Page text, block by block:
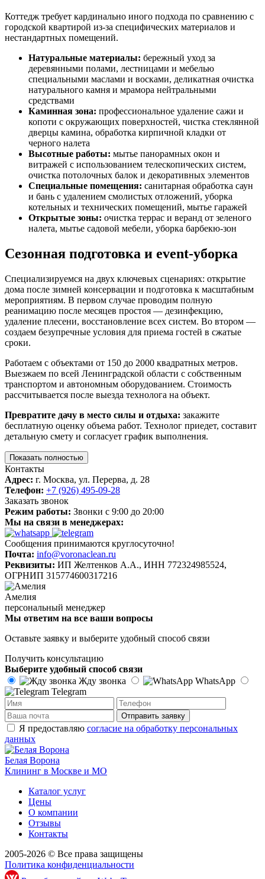
Коттедж требует кардинально иного подхода по сравнению с
городской квартирой из-за специфических материалов и
нестандартных помещений.
Натуральные материалы: бережный уход за
деревянными полами, лестницами и мебелью
специальными маслами и восками, деликатная очистка
натурального камня и мрамора нейтральными
средствами
Каминная зона: профессиональное удаление сажи и
копоти с окружающих поверхностей, чистка стеклянной
дверцы камина, обработка кирпичной кладки от
черного налета
Высотные работы: мытье панорамных окон и
витражей с использованием телескопических систем,
очистка потолочных балок и декоративных элементов
Специальные помещения: санитарная обработка саун
и бань с удалением смолистых отложений, уборка
котельных и технических помещений, мытье гаражей
Открытые зоны: очистка террас и веранд от зеленого
налета, мытье садовой мебели, уборка барбекю-зон
Сезонная подготовка и event-уборка
Специализируемся на двух ключевых сценариях: открытие
дома после зимней консервации и подготовка к масштабным
мероприятиям. В первом случае проводим полную
реанимацию после месяцев простоя — дезинфекцию,
удаление плесени, восстановление всех систем. Во втором —
создаем безупречные условия для приема гостей в сжатые
сроки.
Работаем с объектами от 150 до 2000 квадратных метров.
Выезжаем по всей Ленинградской области с собственным
транспортом и автономным оборудованием. Стоимость
рассчитывается после выезда технолога на объект.
Превратите дачу в место силы и отдыха: закажите
бесплатную оценку объема работ. Технолог приедет, составит
детальную смету и согласует график выполнения.
Показать полностью
Контакты
Адрес: г. Москва, ул. Перерва, д. 28
Телефон: +7 (926) 495-09-28
Заказать звонок
Режим работы: Звонки с 9:00 до 20:00
Мы на связи в менеджерах:
Сообщения принимаются круглосуточно!
Почта: info@voronaclean.ru
Реквизиты: ИП Желтенков А.А., ИНН 772324985524,
ОГРНИП 315774600317216
Амелия
персональный менеджер
Мы ответим на все ваши вопросы
Оставьте заявку и выберите удобный способ связи
Получить консультацию
Выберите удобный способ связи
Жду звонка
WhatsApp
Telegram
Отправить заявку
Я предоставляю согласие на обработку персональных
данных
Белая Ворона
Клининг в Москве и МО
Каталог услуг
Цены
О компании
Отзывы
Контакты
2005-2026 © Все права защищены
Политика конфиденциальности